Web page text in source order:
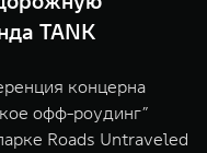
TANK
концерна
офф-роудинг”
Roads Untraveled